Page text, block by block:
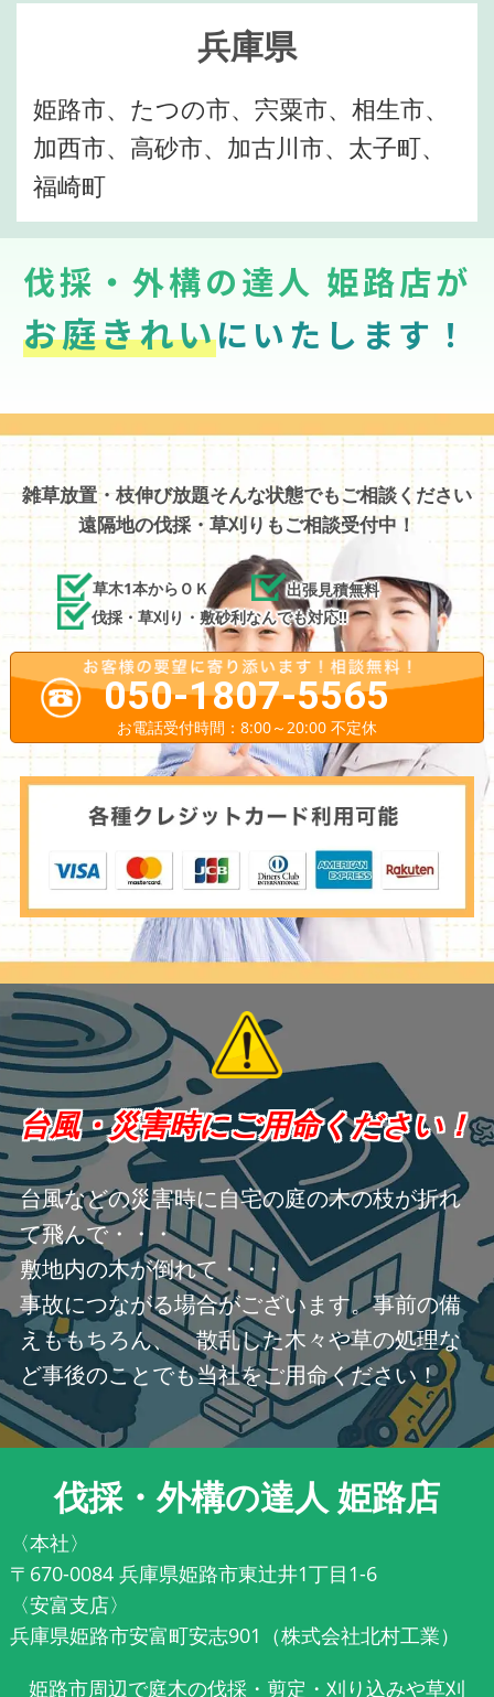
兵庫県
姫路市、たつの市、宍粟市、相生市、
加西市、高砂市、加古川市、太子町、
福崎町
伐採・外構の達人 姫路店が
お庭きれいにいたします！
雑草放置・枝伸び放題そんな状態でもご相談ください
遠隔地の伐採・草刈りもご相談受付中！
草木1本からＯＫ
出張見積無料
伐採・草刈り・敷砂利なんでも対応!!
050-1807-5565
お電話受付時間：8:00～20:00 不定休
台風・災害時にご用命ください！
台風などの災害時に自宅の庭の木の枝が折れ
て飛んで・・・
敷地内の木が倒れて・・・
事故につながる場合がございます。事前の備
えももちろん、 散乱した木々や草の処理な
ど事後のことでも当社をご用命ください！
伐採・外構の達人 姫路店
〈本社〉
〒670-0084 兵庫県姫路市東辻井1丁目1-6
〈安富支店〉
兵庫県姫路市安富町安志901（株式会社北村工業）
姫路市周辺で庭木の伐採・剪定・刈り込みや草刈